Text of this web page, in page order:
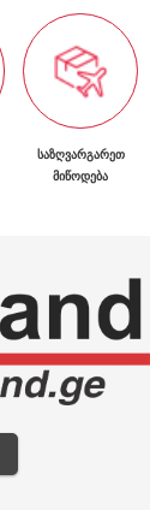
ᲡᲐᲖᲦᲕᲐᲠᲒᲐᲠᲔᲗ
ᲛᲘᲬᲝᲓᲔᲑᲐ